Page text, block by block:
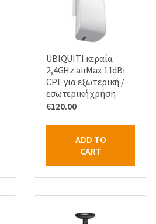
UBIQUITI κεραία
2,4GHz airMax 11dBi
CPE για εξωτερική /
εσωτερική χρήση
€120.00
ADD TO
CART